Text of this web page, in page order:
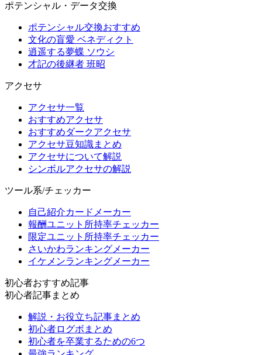
ポテンシャル・データ交換
ポテンシャル交換おすすめ
文化の盲愛 ベネディクト
逍遥する夢蝶 ソウシ
才記の後継者 班昭
アクセサ
アクセサ一覧
おすすめアクセサ
おすすめダークアクセサ
アクセサ豆知識まとめ
アクセサについて解説
シンボルアクセサの解説
ツール系/チェッカー
自己紹介カードメーカー
報酬ユニット所持率チェッカー
限定ユニット所持率チェッカー
さいかわランキングメーカー
イケメンランキングメーカー
初心者おすすめ記事
初心者記事まとめ
解説・お役立ち記事まとめ
初心者ログボまとめ
初心者を卒業するための6つ